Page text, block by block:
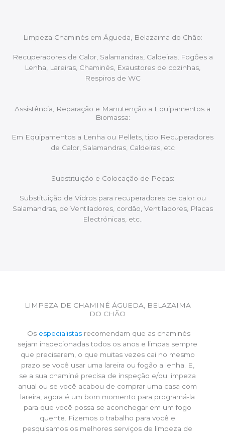
Limpeza Chaminés em Águeda, Belazaima do Chão:
Recuperadores de Calor, Salamandras, Caldeiras, Fogões a
Lenha, Lareiras, Chaminés, Exaustores de cozinhas,
Respiros de WC
Assistência, Reparação e Manutenção a Equipamentos a
Biomassa:
Em Equipamentos a Lenha ou Pellets, tipo Recuperadores
de Calor, Salamandras, Caldeiras, etc
Substituição e Colocação de Peças:
Substituição de Vidros para recuperadores de calor ou
Salamandras, de Ventiladores, cordão, Ventiladores, Placas
Electrónicas, etc..
LIMPEZA DE CHAMINÉ ÁGUEDA, BELAZAIMA
DO CHÃO
Os especialistasrecomendam que as chaminés
sejam inspecionadas todos os anos e limpas sempre
que precisarem, o que muitas vezes cai no mesmo
prazo se você usar uma lareira ou fogão a lenha. E,
se a sua chaminé precisa de inspeção e/ou limpeza
anual ou se você acabou de comprar uma casa com
lareira, agora é um bom momento para programá-la
para que você possa se aconchegar em um fogo
quente. Fizemos o trabalho para você e
pesquisamos os melhores serviços de limpeza de